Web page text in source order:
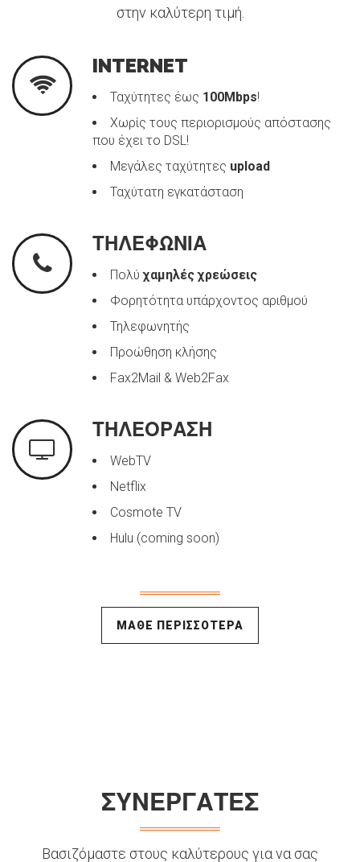
στην καλύτερη τιμή.
INTERNET
Ταχύτητες έως 100Mbps!
Χωρίς τους περιορισμούς απόστασης
που έχει το DSL!
Μεγάλες ταχύτητες upload
Ταχύτατη εγκατάσταση
ΤΗΛΕΦΩΝΙΑ
Πολύχαμηλές χρεώσεις
Φορητότητα υπάρχοντος αριθμού
Τηλεφωνητής
Προώθηση κλήσης
Fax2Mail & Web2Fax
ΤΗΛΕΟΡΑΣΗ
WebTV
Netflix
Cosmote TV
Hulu (coming soon)
ΜΑΘΕ ΠΕΡΙΣΣΟΤΕΡΑ
ΣΥΝΕΡΓΑΤΕΣ
Βασιζόμαστε στους καλύτερους για να σας